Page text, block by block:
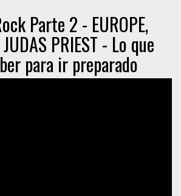
Parte 2 - EUROPE,
PRIEST - Lo que
para ir preparado